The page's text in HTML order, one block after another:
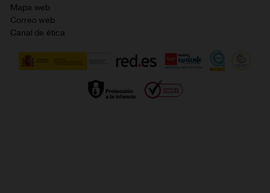
Política de cookies
Política de privacidad
Gestionar UTIQ
Mapa web
Correo web
Canal de ética